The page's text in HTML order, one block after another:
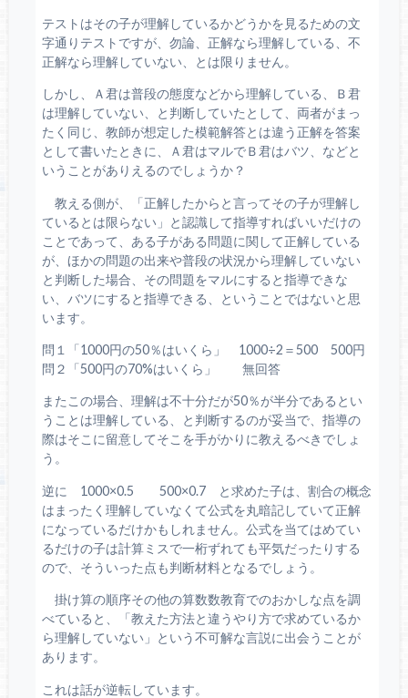
テストはその子が理解しているかどうかを見るための文
字通りテストですが、勿論、正解なら理解している、不
正解なら理解していない、とは限りません。
しかし、Ａ君は普段の態度などから理解している、Ｂ君
は理解していない、と判断していたとして、両者がまっ
たく同じ、教師が想定した模範解答とは違う正解を答案
として書いたときに、Ａ君はマルでＢ君はバツ、などと
いうことがありえるのでしょうか？
教える側が、「正解したからと言ってその子が理解し
ているとは限らない」と認識して指導すればいいだけの
ことであって、ある子がある問題に関して正解している
が、ほかの問題の出来や普段の状況から理解していない
と判断した場合、その問題をマルにすると指導できな
い、バツにすると指導できる、ということではないと思
います。
問１「1000円の50％はいくら」 1000÷2＝500 500円
問２「500円の70%はいくら」 無回答
またこの場合、理解は不十分だが50％が半分であるとい
うことは理解している、と判断するのが妥当で、指導の
際はそこに留意してそこを手がかりに教えるべきでしょ
う。
逆に 1000×0.5 500×0.7 と求めた子は、割合の概念
はまったく理解していなくて公式を丸暗記していて正解
になっているだけかもしれません。公式を当てはめてい
るだけの子は計算ミスで一桁ずれても平気だったりする
ので、そういった点も判断材料となるでしょう。
掛け算の順序その他の算数数教育でのおかしな点を調
べていると、「教えた方法と違うやり方で求めているか
ら理解していない」という不可解な言説に出会うことが
あります。
これは話が逆転しています。